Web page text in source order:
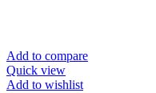
Add to compare
Quick view
Add to wishlist